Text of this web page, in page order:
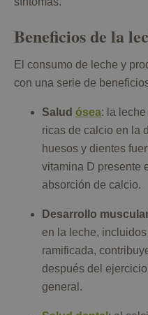
Beneficios de la
El consumo de leche y
con una serie de
Salud ósea: la
ricas de calcio en la
huesos y dientes
vitamina D presente
absorción de calcio.
Desarrollo
en la leche,
ramificada,
después del
general.